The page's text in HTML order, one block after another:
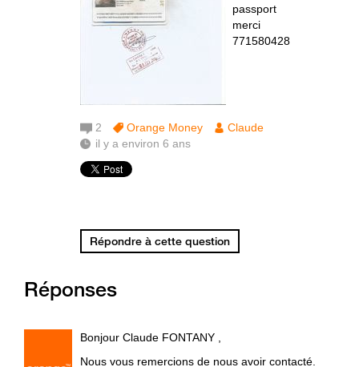
passport
merci
771580428
2 Orange Money
Claude
il y a environ 6 ans
Répondre à cette question
Réponses
Bonjour Claude FONTANY ,
Nous vous remercions de nous avoir contacté.